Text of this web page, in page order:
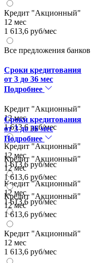
Кредит "Акционный"
12 мес
1 613,6 руб/мес
Все предложения банков
Сроки кредитования
от 3 до 36 мес
Подробнее
Кредит "Акционный"
12 мес
1 613,6 руб/мес
Кредит "Акционный"
12 мес
1 613,6 руб/мес
Кредит "Акционный"
12 мес
1 613,6 руб/мес
Сроки кредитования
от 3 до 36 мес
Подробнее
Кредит "Акционный"
12 мес
1 613,6 руб/мес
Кредит "Акционный"
12 мес
1 613,6 руб/мес
Кредит "Акционный"
12 мес
1 613,6 руб/мес